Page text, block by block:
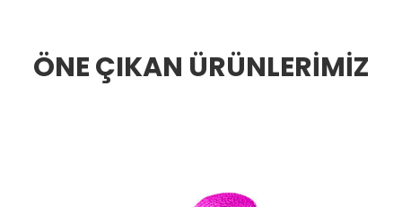
ÖNE ÇIKAN ÜRÜNLERİMİZ